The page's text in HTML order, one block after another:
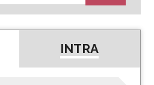
INTRA